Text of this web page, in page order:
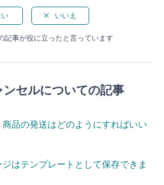
記事が役に立ったと言っています
セルについての記事
品の発送はどのようにすればいい
はテンプレートとして保存できま